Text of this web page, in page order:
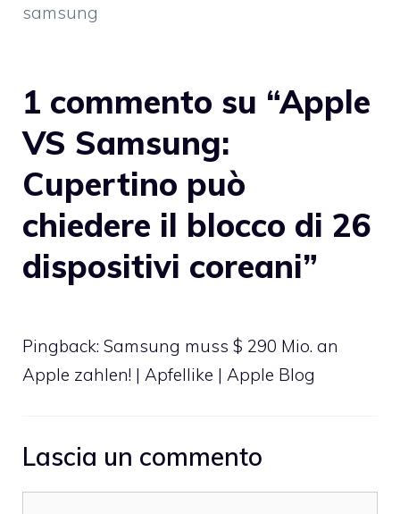
samsung
1 commento su “Apple
VS Samsung:
Cupertino può
chiedere il blocco di 26
dispositivi coreani”
Pingback: Samsung muss $ 290 Mio. an
Apple zahlen! | Apfellike | Apple Blog
Lascia un commento